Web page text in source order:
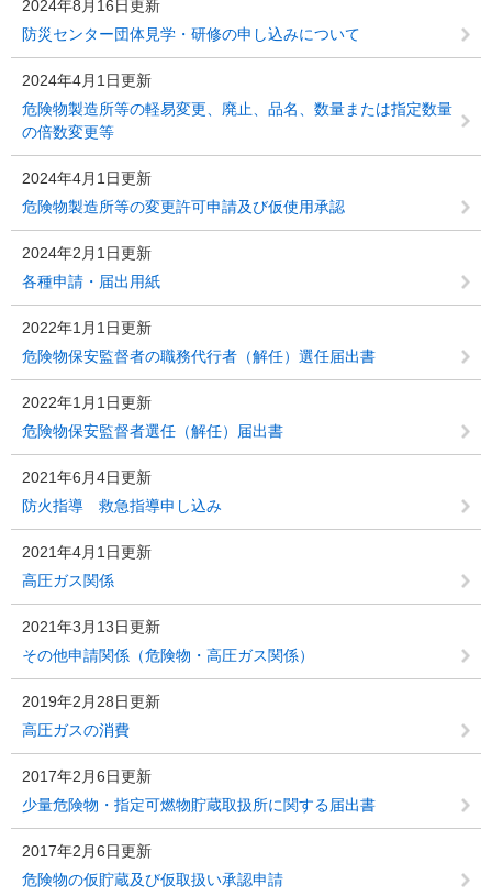
2024年8月16日更新
防災センター団体見学・研修の申し込みについて
2024年4月1日更新
危険物製造所等の軽易変更、廃止、品名、数量または指定数量
の倍数変更等
2024年4月1日更新
危険物製造所等の変更許可申請及び仮使用承認
2024年2月1日更新
各種申請・届出用紙
2022年1月1日更新
危険物保安監督者の職務代行者（解任）選任届出書
2022年1月1日更新
危険物保安監督者選任（解任）届出書
2021年6月4日更新
防火指導 救急指導申し込み
2021年4月1日更新
高圧ガス関係
2021年3月13日更新
その他申請関係（危険物・高圧ガス関係）
2019年2月28日更新
高圧ガスの消費
2017年2月6日更新
少量危険物・指定可燃物貯蔵取扱所に関する届出書
2017年2月6日更新
危険物の仮貯蔵及び仮取扱い承認申請